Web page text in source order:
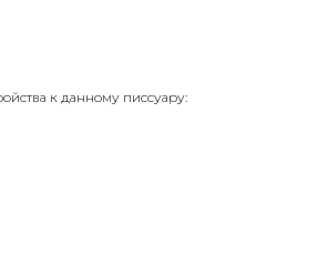
к данному писсуару: